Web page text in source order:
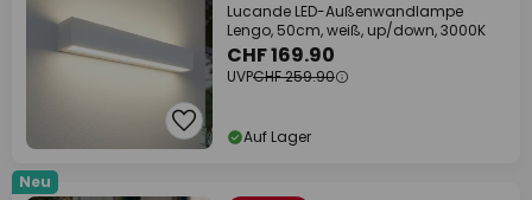
Lucande LED-Außenwandlampe
Lengo, 50cm, weiß, up/down, 3000K
CHF 169.90
UVPCHF 259.90
Auf Lager
Neu